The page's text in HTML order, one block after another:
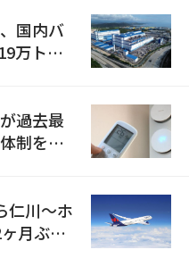
国内バ
万トン
過去最
制を点
仁川〜ホ
月ぶり